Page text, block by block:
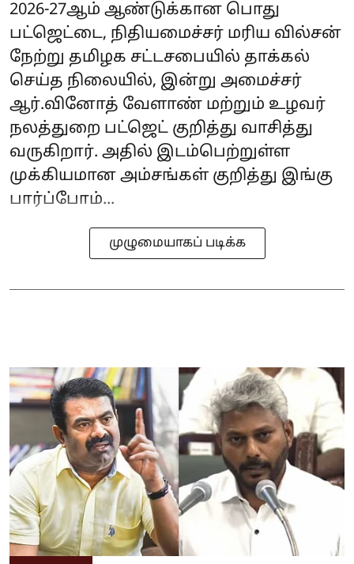
2026-27ஆம் ஆண்டுக்கான பொது
பட்ஜெட்டை, நிதியமைச்சர் மரிய வில்சன்
நேற்று தமிழக சட்டசபையில் தாக்கல்
செய்த நிலையில், இன்று அமைச்சர்
ஆர்.வினோத் வேளாண் மற்றும் உழவர்
நலத்துறை பட்ஜெட் குறித்து வாசித்து
வருகிறார். அதில் இடம்பெற்றுள்ள
முக்கியமான அம்சங்கள் குறித்து இங்கு
பார்ப்போம்...
முழுமையாகப் படிக்க